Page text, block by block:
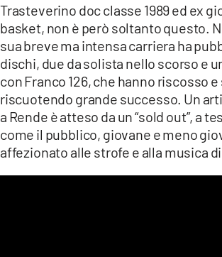
Trasteverino doc classe 1989 ed ex
basket, non è però soltanto questo.
sua breve ma intensa carriera ha
dischi, due da solista nello scorso e
con Franco 126, che hanno riscosso
riscuotendo grande successo. Un
a Rende è atteso da un “sold out”, a
come il pubblico, giovane e meno
affezionato alle strofe e alla musica di